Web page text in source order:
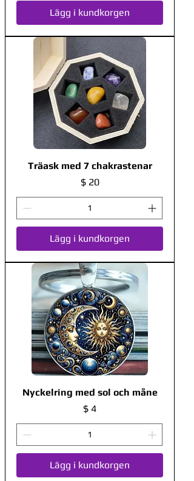
Lägg i kundkorgen
Träask med 7 chakrastenar
Pris
$ 20
Lägg i kundkorgen
Nyckelring med sol och måne
Pris
$ 4
Lägg i kundkorgen